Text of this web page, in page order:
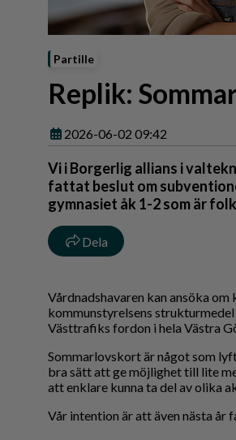
Partille
Replik:
2026-06-02 09:42
Vi i Borgerlig allians i
fattat beslut om
gymnasiet åk 1-2 som är
Dela
Vårdnadshavaren kan ansöka
kommunstyrelsens
Västtrafiks fordon i hela Västra
Sommarlovskort är något som
bra sätt att ge möjlighet till lite
att enklare kunna ta del av olika
Vår intention är att även nästa år